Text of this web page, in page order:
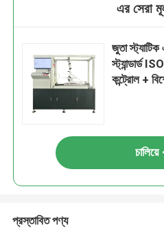
এর সেরা
জুতা স্ট্যাটিক
স্ট্যান্ডার্ড
কন্ট্রোল +
চালিয়ে
প্রস্তাবিত পণ্য